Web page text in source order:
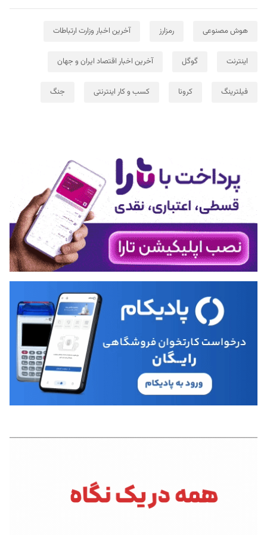
هوش مصنوعی رمزارز آخرین اخبار وزارت ارتباطات
اینترنت گوگل آخرین اخبار اقتصاد ایران و جهان
فیلترینگ کرونا کسب و کار اینترنتی جنگ